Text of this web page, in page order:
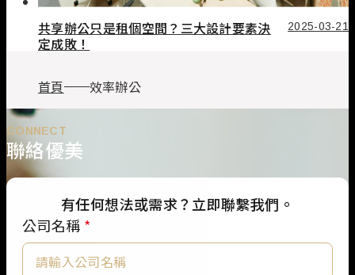
共享辦公只是租個空間？三大設計要素決
定成敗！
2025-03-21
首頁 效率辦公
CONNECT
聯絡優美
有任何想法或需求？立即聯繫我們。
公司名稱 *